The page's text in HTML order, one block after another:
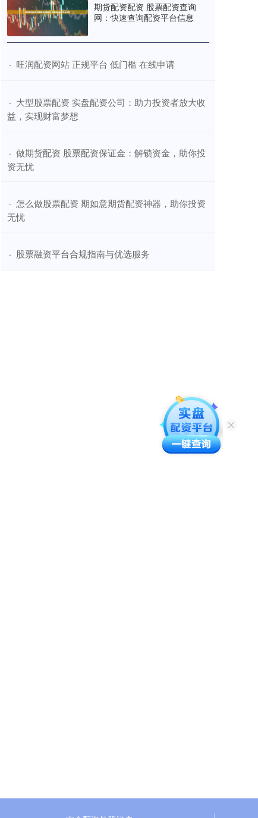
期货配资配资 股票配资查询
网：快速查询配资平台信息
· ​旺润配资网站 正规平台 低门槛 在线申请
· ​大型股票配资 实盘配资公司：助力投资者放大收
益，实现财富梦想
· ​做期货配资 股票配资保证金：解锁资金，助你投
资无忧
· ​怎么做股票配资 期如意期货配资神器，助你投资
无忧
· ​股票融资平台合规指南与优选服务